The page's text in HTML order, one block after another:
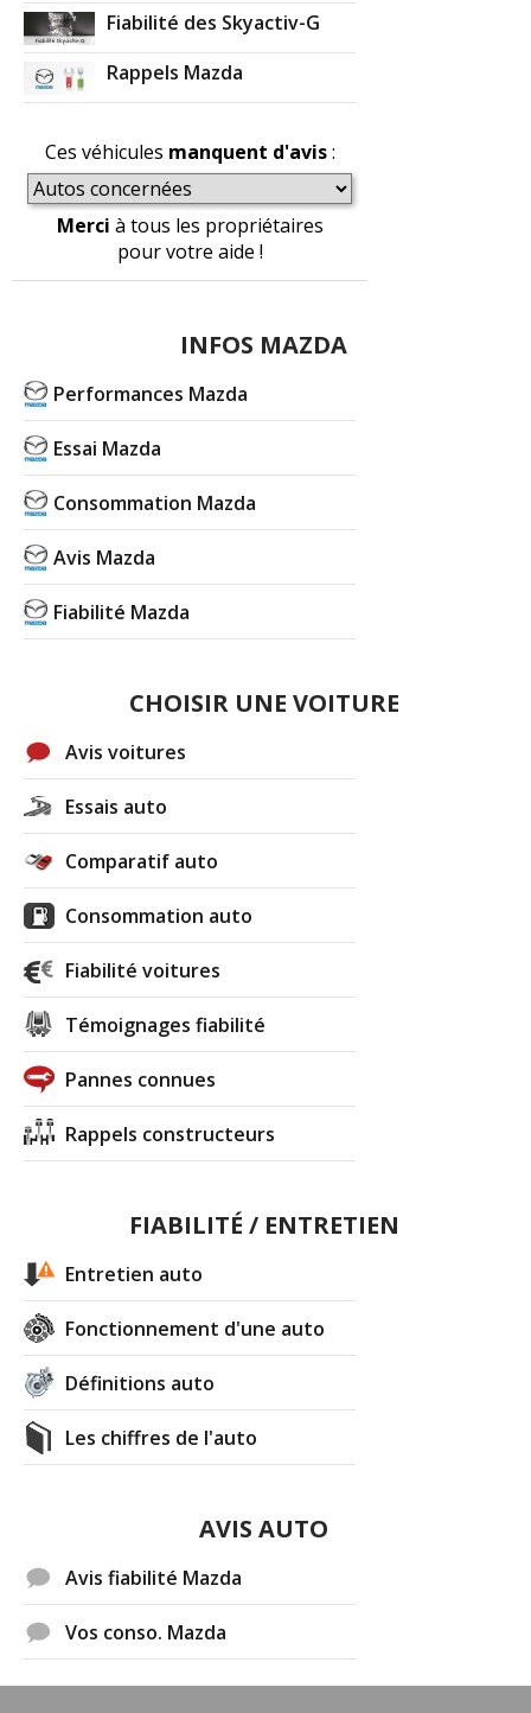
Fiabilité des Skyactiv-G
Rappels Mazda
Ces véhicules manquent d'avis:
Merci à tous les propriétaires
pour votre aide !
INFOS MAZDA
Performances Mazda
Essai Mazda
Consommation Mazda
Avis Mazda
Fiabilité Mazda
CHOISIR UNE VOITURE
Avis voitures
Essais auto
Comparatif auto
Consommation auto
Fiabilité voitures
Témoignages fiabilité
Pannes connues
Rappels constructeurs
FIABILITÉ / ENTRETIEN
Entretien auto
Fonctionnement d'une auto
Définitions auto
Les chiffres de l'auto
AVIS AUTO
Avis fiabilité Mazda
Vos conso. Mazda